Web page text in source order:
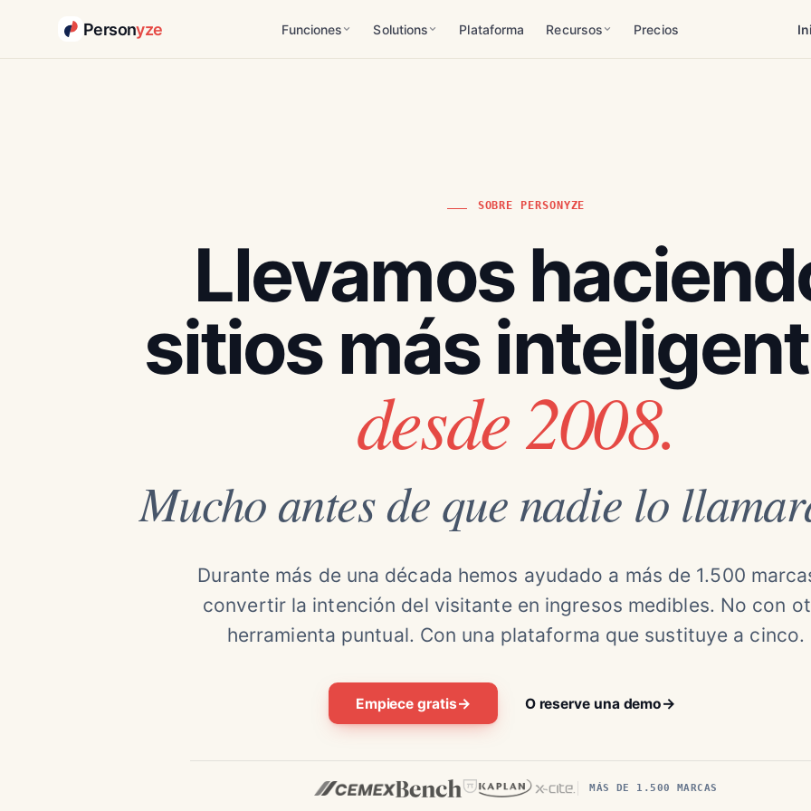
Personyze Funciones Solutions Plataforma Recursos Precios
SOBRE PERSONYZE
Llevamos
sitios más
desde 2008.
Mucho antes de que nadie lo
Durante más de una década hemos ayudado a más de 1.500
convertir la intención del visitante en ingresos medibles. No con
herramienta puntual. Con una plataforma que sustituye a cinco.
Empiece gratis→ O reserve una demo→
MÁS DE 1.500 MARCAS